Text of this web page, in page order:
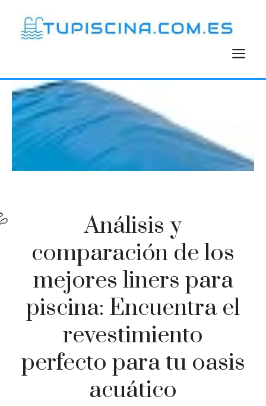
contenido
Análisis y
comparación de los
mejores liners para
piscina: Encuentra el
revestimiento
perfecto para tu oasis
acuático